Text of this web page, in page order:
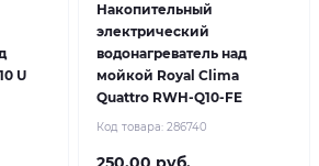
U
Накопительный
электрический
водонагреватель над
мойкой Royal Clima
Quattro RWH-Q10-FE
Код товара: 286740